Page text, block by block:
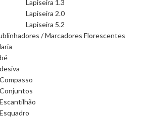
Lapiseira 1.3
Lapiseira 2.0
Lapiseira 5.2
/ Marcadores Florescentes
Compasso
Conjuntos
Escantilhão
Esquadro